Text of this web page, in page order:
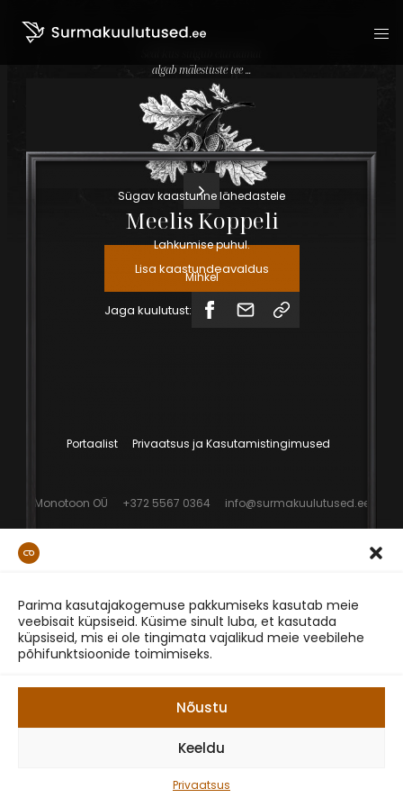
Parima kasutajakogemuse pakkumiseks kasutab meie
veebisait küpsiseid. Küsime sinult luba, et kasutada
küpsiseid, mis ei ole tingimata vajalikud meie veebilehe
põhifunktsioonide toimimiseks.
Nõustu
Keeldu
Privaatsus
algab mälestuste tee ...
Sügav kaastunne lähedastele
Meelis Koppeli
Lahkumise puhul.
Mihkel
Lisa kaastundeavaldus
Jaga kuulutust:
Portaalist Privaatsus ja Kasutamistingimused
Monotoon OÜ +372 5567 0364 info@surmakuulutused.ee